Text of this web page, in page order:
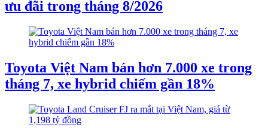
ưu đãi trong tháng 8/2026
Toyota Việt Nam bán hơn 7.000 xe trong
tháng 7, xe hybrid chiếm gần 18%